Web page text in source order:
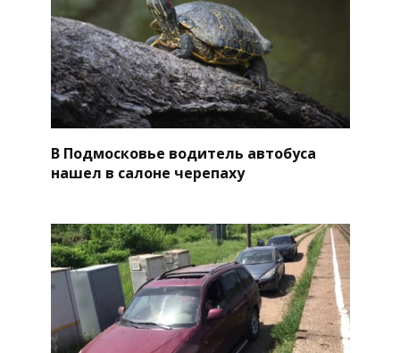
В Подмосковье водитель автобуса
нашел в салоне черепаху